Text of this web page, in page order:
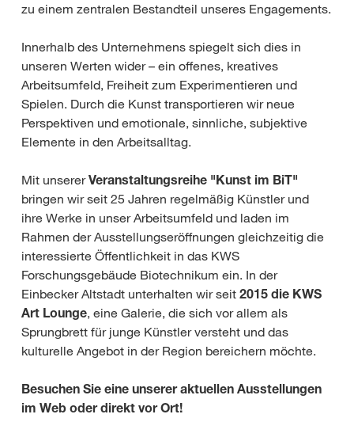
zu einem zentralen Bestandteil unseres Engagements.
Innerhalb des Unternehmens spiegelt sich dies in
unseren Werten wider – ein offenes, kreatives
Arbeitsumfeld, Freiheit zum Experimentieren und
Spielen. Durch die Kunst transportieren wir neue
Perspektiven und emotionale, sinnliche, subjektive
Elemente in den Arbeitsalltag.
Mit unsererVeranstaltungsreihe "Kunst im BiT"
bringen wir seit 25 Jahren regelmäßig Künstler und
ihre Werke in unser Arbeitsumfeld und laden im
Rahmen der Ausstellungseröffnungen gleichzeitig die
interessierte Öffentlichkeit in das KWS
Forschungsgebäude Biotechnikum ein. In der
Einbecker Altstadt unterhalten wir seit 2015 die KWS
Art Lounge, eine Galerie, die sich vor allem als
Sprungbrett für junge Künstler versteht und das
kulturelle Angebot in der Region bereichern möchte.
Besuchen Sie eine unserer aktuellen Ausstellungen
im Web oder direkt vor Ort!